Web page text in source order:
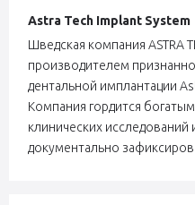
Astra Tech Implant System
Шведская компания ASTRA
производителем
дентальной имплантации
Компания гордится
клинических
документально